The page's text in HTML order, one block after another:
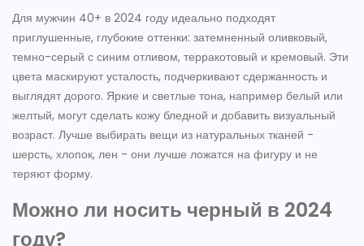
Для мужчин 40+ в 2024 году идеально подходят
приглушенные, глубокие оттенки: затемненный оливковый,
темно-серый с синим отливом, терракотовый и кремовый. Эти
цвета маскируют усталость, подчеркивают сдержанность и
выглядят дорого. Яркие и светлые тона, например белый или
желтый, могут сделать кожу бледной и добавить визуальный
возраст. Лучше выбирать вещи из натуральных тканей -
шерсть, хлопок, лен - они лучше ложатся на фигуру и не
теряют форму.
Можно ли носить черный в 2024
году?